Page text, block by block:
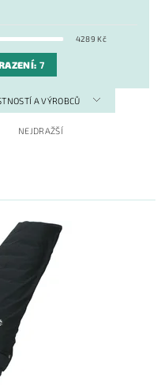
4289 Kč
7
A VÝROBCŮ
NEJDRAŽŠÍ